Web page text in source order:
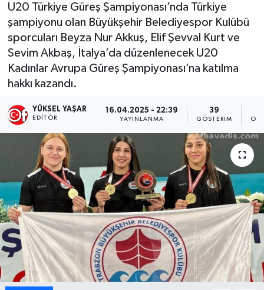
U20 Türkiye Güreş Şampiyonası’nda Türkiye
şampiyonu olan Büyükşehir Belediyespor Kulübü
sporcuları Beyza Nur Akkuş, Elif Şevval Kurt ve
Sevim Akbaş, İtalya’da düzenlenecek U20
Kadınlar Avrupa Güreş Şampiyonası’na katılma
hakkı kazandı.
YÜKSEL YAŞAR
EDITÖR
16.04.2025 - 22:39
YAYINLANMA
39
GÖSTERIM
Süper Lig Puan Durumu ve Fikstür
Tüm Manşetler
Son Dakika Haberleri
Haber Arşivi